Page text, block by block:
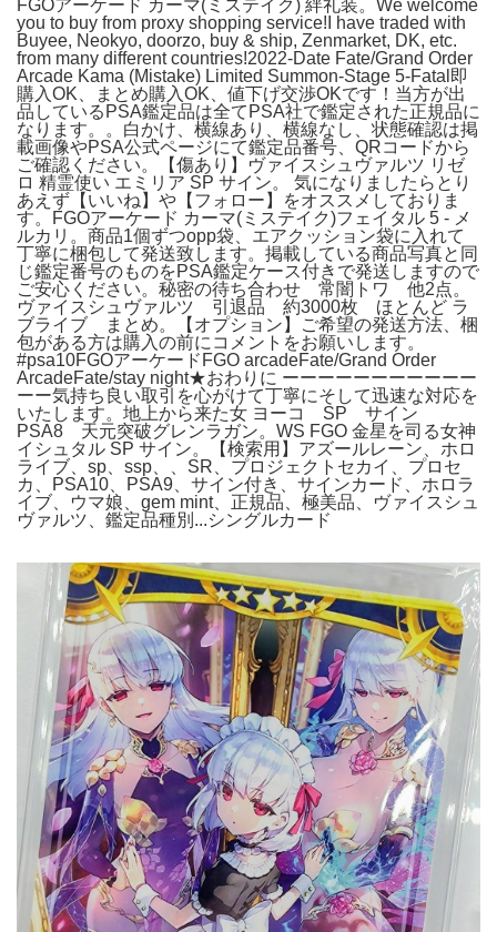
FGOアーケード カーマ(ミステイク) 絆礼装。We welcome
you to buy from proxy shopping service!I have traded with
Buyee, Neokyo, doorzo, buy & ship, Zenmarket, DK, etc.
from many different countries!2022-Date Fate/Grand Order
Arcade Kama (Mistake) Limited Summon-Stage 5-Fatal即
購入OK、まとめ購入OK、値下げ交渉OKです！当方が出
品しているPSA鑑定品は全てPSA社で鑑定された正規品に
なります。。白かけ、横線あり、横線なし、状態確認は掲
載画像やPSA公式ページにて鑑定品番号、QRコードから
ご確認ください。【傷あり】ヴァイスシュヴァルツ リゼ
ロ 精霊使い エミリア SP サイン。 気になりましたらとり
あえず【いいね】や【フォロー】をオススメしておりま
す。FGOアーケード カーマ(ミステイク)フェイタル 5 - メ
ルカリ。商品1個ずつopp袋、エアクッション袋に入れて
丁寧に梱包して発送致します。掲載している商品写真と同
じ鑑定番号のものをPSA鑑定ケース付きで発送しますので
ご安心ください。秘密の待ち合わせ 常闇トワ 他2点。
ヴァイスシュヴァルツ 引退品 約3000枚 ほとんど ラ
ブライブ まとめ。【オプション】ご希望の発送方法、梱
包がある方は購入の前にコメントをお願いします。
#psa10FGOアーケードFGO arcadeFate/Grand Order
ArcadeFate/stay night★おわりに ーーーーーーーーーーー
ーー気持ち良い取引を心がけて丁寧にそして迅速な対応を
いたします。地上から来た女 ヨーコ SP サイン
PSA8 天元突破グレンラガン。WS FGO 金星を司る女神
イシュタル SP サイン。【検索用】アズールレーン、ホロ
ライブ、sp、ssp、、SR、プロジェクトセカイ、プロセ
カ、PSA10、PSA9、サイン付き、サインカード、ホロラ
イブ、ウマ娘、gem mint、正規品、極美品、ヴァイスシュ
ヴァルツ、鑑定品種別...シングルカード